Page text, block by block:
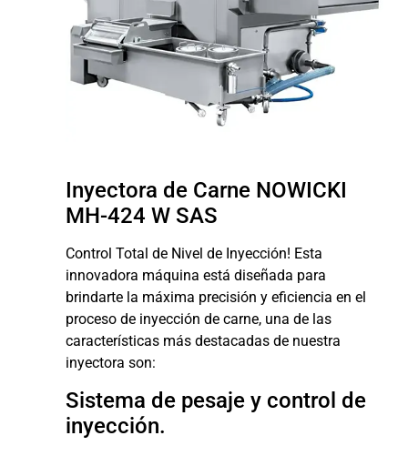
Inyectora de Carne NOWICKI
MH-424 W SAS
Control Total de Nivel de Inyección! Esta
innovadora máquina está diseñada para
brindarte la máxima precisión y eficiencia en el
proceso de inyección de carne, una de las
características más destacadas de nuestra
inyectora son:
Sistema de pesaje y control de
inyección.